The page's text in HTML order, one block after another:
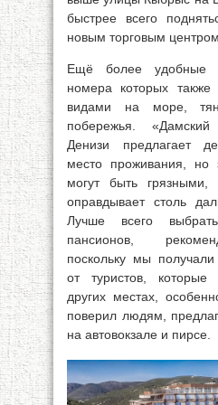
быстрее всего
новым торговым
Ещё более удобные
номера которых также
видами на море,
побережья.
Денизи предлагает
место проживания, но
могут быть
оправдывает столь
Лучше всего
пансионов,
поскольку мы
от туристов, которые
других местах,
поверил людям,
на автовокзале и пирсе.